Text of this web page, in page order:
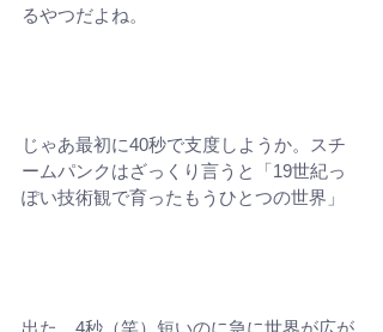
るやつだよね。
じゃあ最初に40秒で支度しようか。スチ
ームパンクはざっくり言うと「19世紀っ
ぽい技術観で育ったもうひとつの世界」
出た。4秒（笑）短いのに急に世界が広が